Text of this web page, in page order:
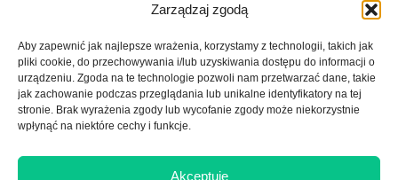
Zarządzaj zgodą
Aby zapewnić jak najlepsze wrażenia, korzystamy z technologii, takich jak
pliki cookie, do przechowywania i/lub uzyskiwania dostępu do informacji o
urządzeniu. Zgoda na te technologie pozwoli nam przetwarzać dane, takie
jak zachowanie podczas przeglądania lub unikalne identyfikatory na tej
stronie. Brak wyrażenia zgody lub wycofanie zgody może niekorzystnie
wpłynąć na niektóre cechy i funkcje.
Akceptuję